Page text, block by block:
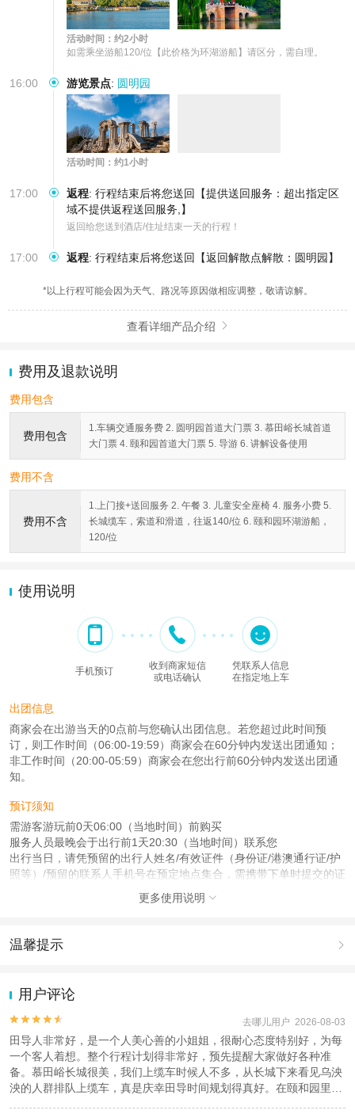
活动时间：约2小时
如需乘坐游船120/位【此价格为环湖游船】请区分，需自理。
16:00 游览景点: 圆明园
活动时间：约1小时
17:00 返程: 行程结束后将您送回【提供送回服务：超出指定区
域不提供返程送回服务,】
返回给您送到酒店/住址结束一天的行程！
17:00 返程: 行程结束后将您送回【返回解散点解散：圆明园】
*以上行程可能会因为天气、路况等原因做相应调整，敬请谅解。
查看详细产品介绍 
费用及退款说明
费用包含
费用包含
1.车辆交通服务费 2. 圆明园首道大门票 3. 慕田峪长城首道
大门票 4. 颐和园首道大门票 5. 导游 6. 讲解设备使用
费用不含
费用不含
1.上门接+送回服务 2. 午餐 3. 儿童安全座椅 4. 服务小费 5.
长城缆车，索道和滑道，往返140/位 6. 颐和园环湖游船，
120/位
使用说明
手机预订
收到商家短信
或电话确认
凭联系人信息
在指定地上车
出团信息
商家会在出游当天的0点前与您确认出团信息。若您超过此时间预
订，则工作时间（06:00-19:59）商家会在60分钟内发送出团通知；
非工作时间（20:00-05:59）商家会在您出行前60分钟内发送出团通
知。
预订须知
需游客游玩前0天06:00（当地时间）前购买
服务人员最晚会于出行前1天20:30（当地时间）联系您
出行当日，请凭预留的出行人姓名/有效证件（身份证/港澳通行证/护
照等）/预留的联系人手机号在预定地点集合，需携带下单时提交的证
成人：13周岁 – 59周岁；
儿童：2周岁 – 12周岁；
查看： 查看工商执照信息
本产品由青岛驿路同行国际旅行社有限公司代理招徕，委托社为北京京巴士国际
旅行社有限公司，具体的旅游服务和操作由委托社及其有资质的地接社提供
更多使用说明 
温馨提示 
动（如跳伞、潜水、滑雪等）前，请务必仔细阅读
2.为普及旅游安全知识及旅游文明公约，使您的旅程顺利圆满完成，
特制定《去哪儿网旅游安全手册》 ，请您认真阅读并切实遵守。
用户评论

 去哪儿用户 2026-08-03
田导人非常好，是一个人美心善的小姐姐，很耐心态度特别好，为每
一个客人着想。整个行程计划得非常好，预先提醒大家做好各种准
备。慕田峪长城很美，我们上缆车时候人不多，从长城下来看见乌泱
泱的人群排队上缆车，真是庆幸田导时间规划得真好。在颐和园里，